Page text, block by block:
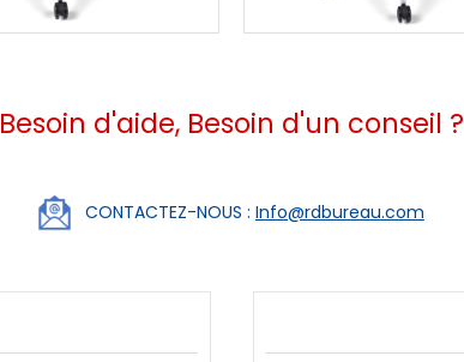
Besoin d'aide, Besoin d'un conseil ?
CONTACTEZ-NOUS : Info@rdbureau.com